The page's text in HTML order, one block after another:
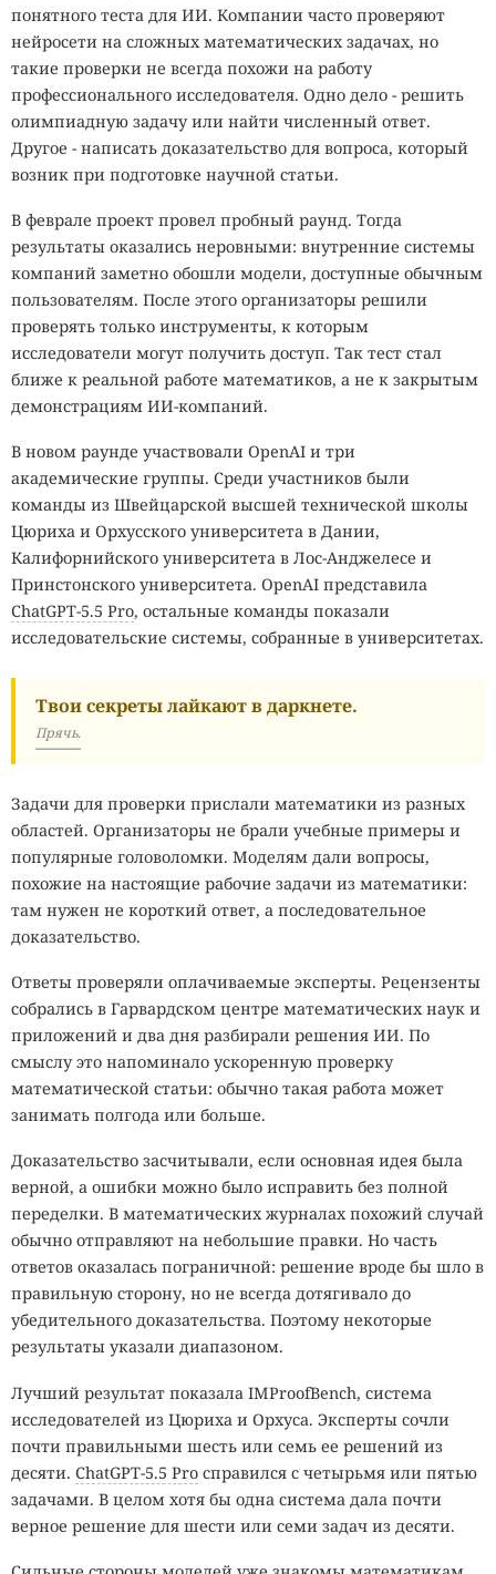
понятного теста для ИИ. Компании часто проверяют
нейросети на сложных математических задачах, но
такие проверки не всегда похожи на работу
профессионального исследователя. Одно дело - решить
олимпиадную задачу или найти численный ответ.
Другое - написать доказательство для вопроса, который
возник при подготовке научной статьи.
В феврале проект провел пробный раунд. Тогда
результаты оказались неровными: внутренние системы
компаний заметно обошли модели, доступные обычным
пользователям. После этого организаторы решили
проверять только инструменты, к которым
исследователи могут получить доступ. Так тест стал
ближе к реальной работе математиков, а не к закрытым
демонстрациям ИИ-компаний.
В новом раунде участвовали OpenAI и три
академические группы. Среди участников были
команды из Швейцарской высшей технической школы
Цюриха и Орхусского университета в Дании,
Калифорнийского университета в Лос-Анджелесе и
Принстонского университета. OpenAI представила
ChatGPT-5.5 Pro, остальные команды показали
исследовательские системы, собранные в университетах.
Твои секреты лайкают в даркнете.
Прячь.
Задачи для проверки прислали математики из разных
областей. Организаторы не брали учебные примеры и
популярные головоломки. Моделям дали вопросы,
похожие на настоящие рабочие задачи из математики:
там нужен не короткий ответ, а последовательное
доказательство.
Ответы проверяли оплачиваемые эксперты. Рецензенты
собрались в Гарвардском центре математических наук и
приложений и два дня разбирали решения ИИ. По
смыслу это напоминало ускоренную проверку
математической статьи: обычно такая работа может
занимать полгода или больше.
Доказательство засчитывали, если основная идея была
верной, а ошибки можно было исправить без полной
переделки. В математических журналах похожий случай
обычно отправляют на небольшие правки. Но часть
ответов оказалась пограничной: решение вроде бы шло в
правильную сторону, но не всегда дотягивало до
убедительного доказательства. Поэтому некоторые
результаты указали диапазоном.
Лучший результат показала IMProofBench, система
исследователей из Цюриха и Орхуса. Эксперты сочли
почти правильными шесть или семь ее решений из
десяти. ChatGPT-5.5 Pro справился с четырьмя или пятью
задачами. В целом хотя бы одна система дала почти
верное решение для шести или семи задач из десяти.